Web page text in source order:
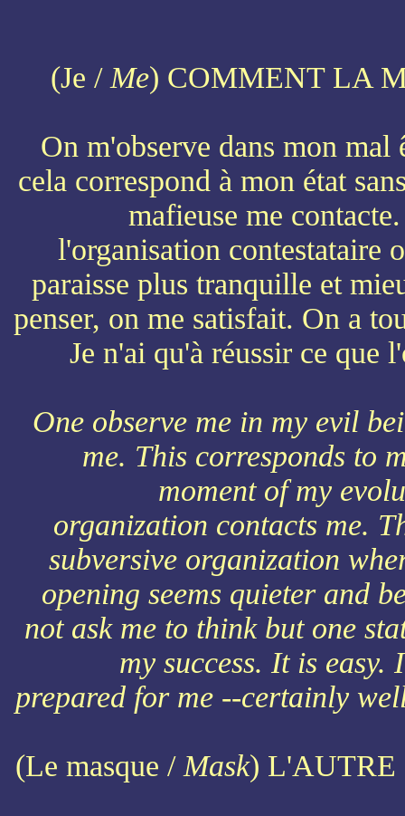
(Je / Me) COMMENT LA
On m'observe dans mon mal
cela correspond à mon état
mafieuse me
l'organisation contestataire
paraisse plus tranquille et
penser, on me satisfait. On a
Je n'ai qu'à réussir ce que
One observe me in my evil
me. This corresponds to
moment of my
organization contacts me.
subversive organization
opening seems quieter and
not ask me to think but one
my success. It is easy.
prepared for me --certainly
(Le masque / Mask) L'AUTRE